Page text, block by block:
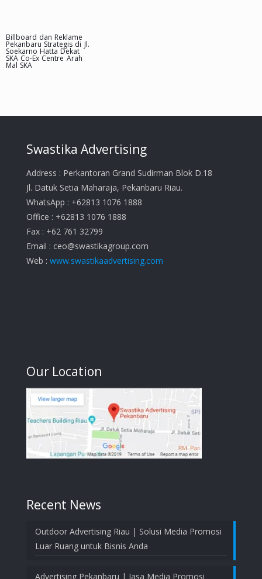
Billboard dan Reklame
Pekanbaru Strategis di Jl.
Soekarno Hatta Dekat
SKA Co-Ex Centre Arah
Mal SKA
Swastika Advertising
Address : Perkantoran Grand Sudirman Blok D.18
Jl. Datuk Setia Maharaja, Pekanbaru Riau.
WhatsApp : +62813 1076 1888
Office : +62813 1076 1888
Fax : +62 761 32799
Email : ceo@swastikagroup.com
Web : www.swastikaadvertising.com
Our Location
Recent News
Outdoor Advertising Riau | Solusi Media Promosi
Luar Ruang untuk Bisnis Anda
Advertising Pekanbaru | Jasa Media Promosi